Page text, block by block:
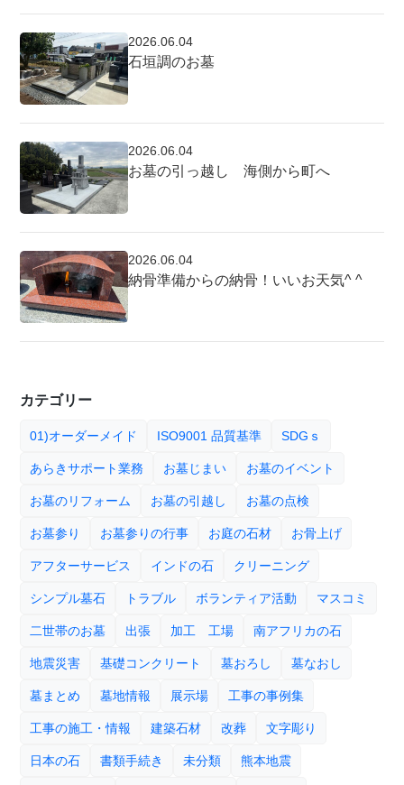
2026.06.04
石垣調のお墓
2026.06.04
お墓の引っ越し 海側から町へ
2026.06.04
納骨準備からの納骨！いいお天気^ ^
カテゴリー
01)オーダーメイド ISO9001 品質基準 SDGｓ
あらきサポート業務 お墓じまい お墓のイベント
お墓のリフォーム お墓の引越し お墓の点検
お墓参り お墓参りの行事 お庭の石材 お骨上げ
アフターサービス インドの石 クリーニング
シンプル墓石 トラブル ボランティア活動 マスコミ
二世帯のお墓 出張 加工 工場 南アフリカの石
地震災害 基礎コンクリート 墓おろし 墓なおし
墓まとめ 墓地情報 展示場 工事の事例集
工事の施工・情報 建築石材 改葬 文字彫り
日本の石 書類手続き 未分類 熊本地震